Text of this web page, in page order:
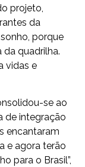
projeto,
da
porque
quadrilha.
vidas e
se ao
de integração
encantaram
e agora terão
para o Brasil”,